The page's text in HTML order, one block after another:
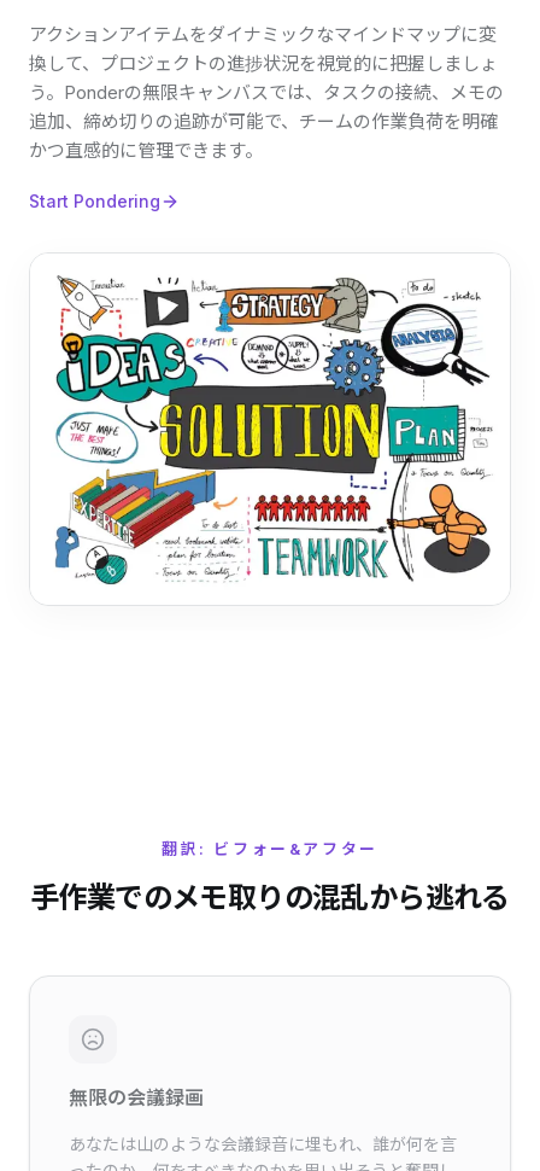
アクションアイテムをダイナミックなマインドマップに変
換して、プロジェクトの進捗状況を視覚的に把握しましょ
う。Ponderの無限キャンバスでは、タスクの接続、メモの
追加、締め切りの追跡が可能で、チームの作業負荷を明確
かつ直感的に管理できます。
Start Pondering
翻訳: ビフォー&アフター
手作業でのメモ取りの混乱から逃れる
無限の会議録画
あなたは山のような会議録音に埋もれ、誰が何を言